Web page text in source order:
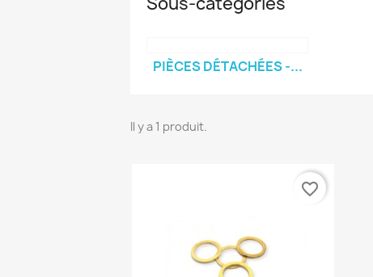
PIÈCES DÉTACHÉES -...
Il y a 1 produit.
favorite_border